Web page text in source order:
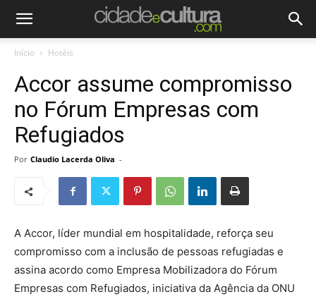
Início Hotéis
Accor assume compromisso
no Fórum Empresas com
Refugiados
Por Claudio Lacerda Oliva -
A Accor, líder mundial em hospitalidade, reforça seu
compromisso com a inclusão de pessoas refugiadas e
assina acordo como Empresa Mobilizadora do Fórum
Empresas com Refugiados, iniciativa da Agência da ONU